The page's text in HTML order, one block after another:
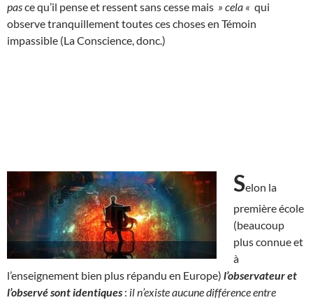
pasce qu’il pense et ressent sans cesse mais » cela « qui
observe tranquillement toutes ces choses en Témoin
impassible (La Conscience, donc.)
Selon la
première école
(beaucoup
plus connue et
à
l’enseignement bien plus répandu en Europe) l’observateur et
l’observé sont identiques : il n’existe aucune différence entre